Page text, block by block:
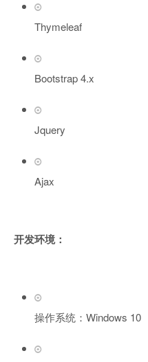
Thymeleaf
Bootstrap 4.x
Jquery
Ajax
开发环境：
操作系统：Windows 10